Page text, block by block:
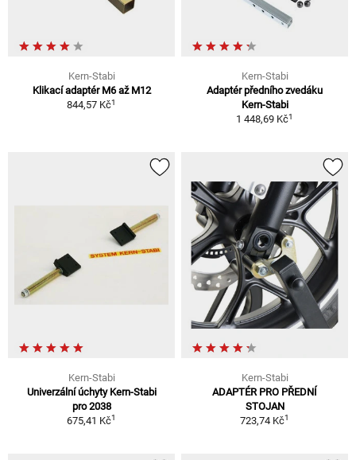
Kern-Stabi
Klikací adaptér M6 až M12
844,57 Kč1
Kern-Stabi
Adaptér předního zvedáku
Kern-Stabi
1 448,69 Kč1
Kern-Stabi
Univerzální úchyty Kern-Stabi
pro 2038
675,41 Kč1
Kern-Stabi
ADAPTÉR PRO PŘEDNÍ
STOJAN
723,74 Kč1